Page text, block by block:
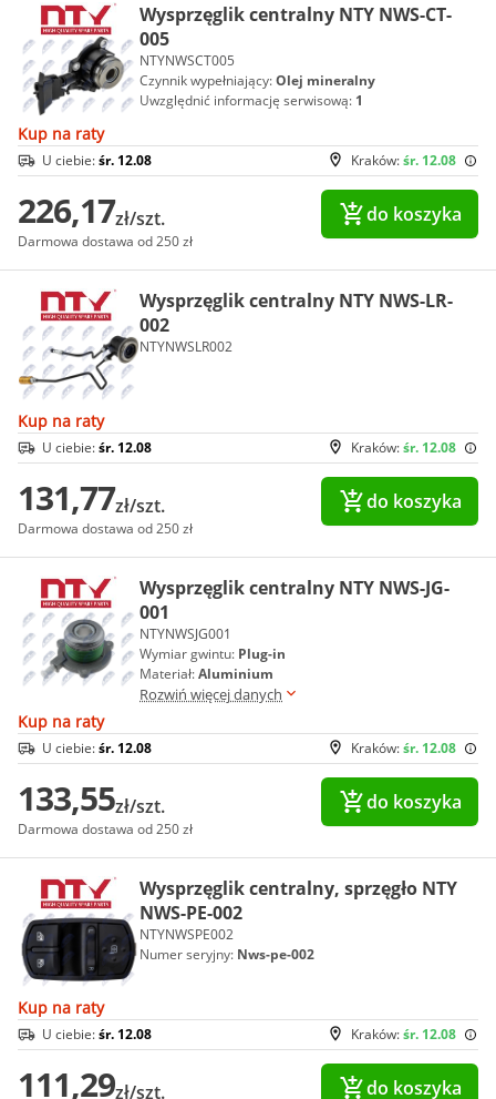
Wysprzęglik centralny NTY NWS-CT-
005
NTYNWSCT005
Czynnik wypełniający:Olej mineralny
Uwzględnić informację serwisową: 1
Kup na raty
Kraków:śr. 12.08
U ciebie:śr. 12.08
226,17zł/szt.
Darmowa dostawa od 250 zł
do koszyka
Wysprzęglik centralny NTY NWS-LR-
002
NTYNWSLR002
Kup na raty
Kraków:śr. 12.08
U ciebie:śr. 12.08
131,77zł/szt.
Darmowa dostawa od 250 zł
do koszyka
Wysprzęglik centralny NTY NWS-JG-
001
NTYNWSJG001
Wymiar gwintu: Plug-in
Materiał:Aluminium
Rozwiń więcej danych
Kup na raty
Kraków:śr. 12.08
U ciebie:śr. 12.08
133,55zł/szt.
Darmowa dostawa od 250 zł
do koszyka
Wysprzęglik centralny, sprzęgło NTY
NWS-PE-002
NTYNWSPE002
Numer seryjny: Nws-pe-002
Kup na raty
Kraków:śr. 12.08
U ciebie:śr. 12.08
111,29zł/szt. do koszyka